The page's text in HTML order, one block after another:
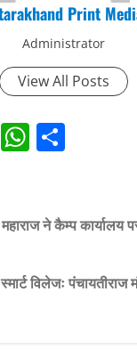
Print
Administrator
View All Posts
LinkedIn
ने कैम्प कार्यालय
विलेजः पंचायतीराज